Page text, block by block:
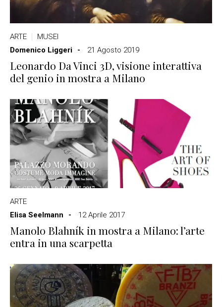
ARTE
MUSEI
Domenico Liggeri
21 Agosto 2019
Leonardo Da Vinci 3D, visione interattiva
del genio in mostra a Milano
ARTE
Elisa Seelmann
12 Aprile 2017
Manolo Blahník in mostra a Milano: l’arte
entra in una scarpetta